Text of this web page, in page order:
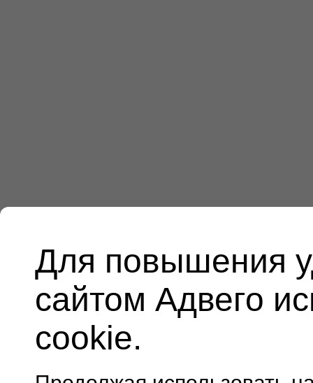
Для повышения
сайтом Адвего
cookie.